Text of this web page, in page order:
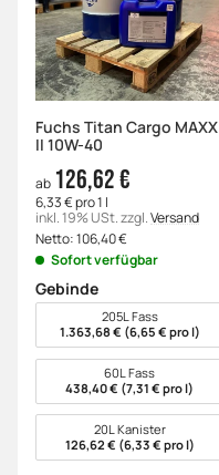
Fuchs Titan Cargo MAXX
II 10W-40
ab 126,62 €
6,33 € pro 1 l
inkl. 19% USt.zzgl.Versand
Netto:106,40€
Sofort verfügbar
Gebinde
wählen 205L Fass
1.363,68 € (6,65 € pro l)
60L Fass
438,40 € (7,31 € pro l)
20L Kanister
126,62 € (6,33 € pro l)